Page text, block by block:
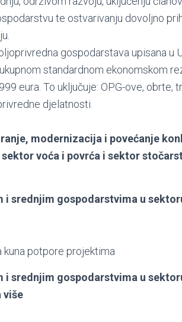
te ostvarivanju dovoljno
gospodarstava upisana u
standardnom ekonomskom
eura. To uključuje: OPG-ove,
djelatnosti.
modernizacija i povećanje
voća i povrća i sektor
i srednjim gospodarstvima u
kuna potpore projektima
i srednjim gospodarstvima u
više